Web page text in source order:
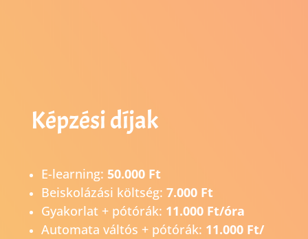
Képzési díjak
E-learning: 50.000 Ft
Beiskolázási költség: 7.000 Ft
Gyakorlat + pótórák: 11.000 Ft/óra
Automata váltós + pótórák: 11.000 Ft/